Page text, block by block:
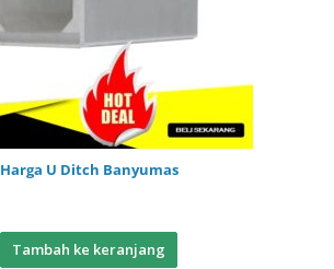
Harga U Ditch Banyumas
Tambah ke keranjang